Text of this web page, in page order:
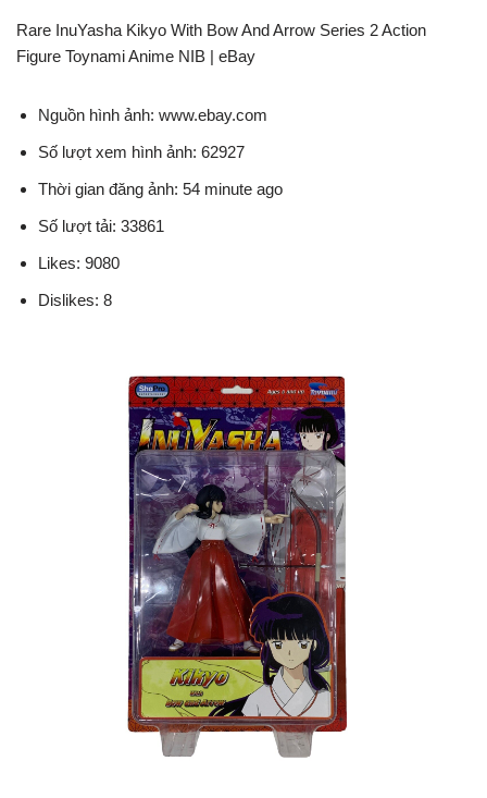
Rare InuYasha Kikyo With Bow And Arrow Series 2 Action
Figure Toynami Anime NIB | eBay
Nguồn hình ảnh: www.ebay.com
Số lượt xem hình ảnh: 62927
Thời gian đăng ảnh: 54 minute ago
Số lượt tải: 33861
Likes: 9080
Dislikes: 8